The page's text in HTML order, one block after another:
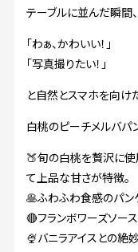
テーブルに並んだ瞬間、
「わぁ、かわいい！」
「写真撮りたい！」
と自然とスマホを向け
白桃のピーチメルバパ
🍑旬の白桃を贅沢に使
て上品な甘さが特徴。
🥞ふわふわ食感のパ
🔴フランボワーズソー
🍨バニラアイスとの絶